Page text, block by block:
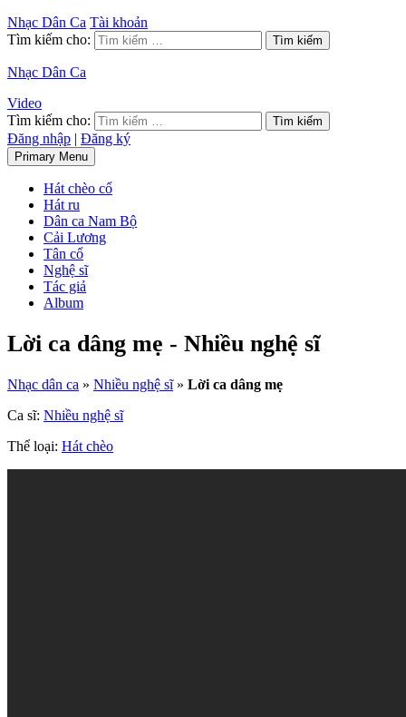
Nhạc Dân Ca Tài khoản
Tìm kiếm cho:
Nhạc Dân Ca
Video
Tìm kiếm cho:
Đăng nhập | Đăng ký
Primary Menu
Hát chèo cổ
Hát ru
Dân ca Nam Bộ
Cải Lương
Tân cổ
Nghệ sĩ
Tác giả
Album
Lời ca dâng mẹ - Nhiều nghệ sĩ
Nhạc dân ca » Nhiều nghệ sĩ» Lời ca dâng mẹ
Ca sĩ: Nhiều nghệ sĩ
Thể loại: Hát chèo